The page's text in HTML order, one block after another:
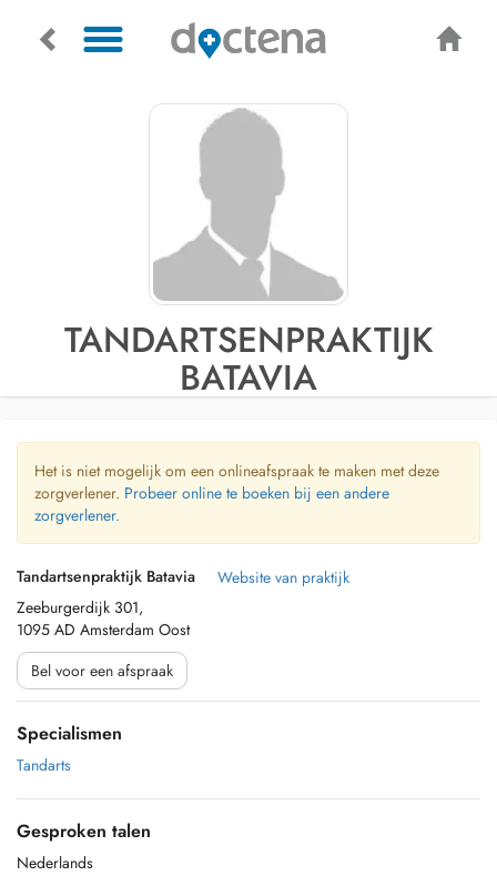
TANDARTSENPRAKTIJK
BATAVIA
Het is niet mogelijk om een onlineafspraak te maken met deze
zorgverlener. Probeer online te boeken bij een andere
zorgverlener.
Tandartsenpraktijk Batavia
Zeeburgerdijk 301,
1095 AD Amsterdam Oost
Website van praktijk
Bel voor een afspraak
Specialismen
Tandarts
Gesproken talen
Nederlands